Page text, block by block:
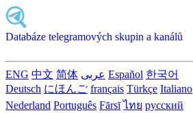
Databáze telegramových skupin a kanálů
ENG 中文 简体 عربى Español 한국어
Deutsch にほんご français Türkçe Italiano
Nederland Português Fārsī‎ ไทย русский